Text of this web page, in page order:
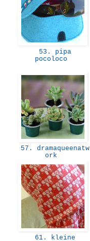
53. pipa
pocoloco
57. dramaqueenatw
ork
61. kleine